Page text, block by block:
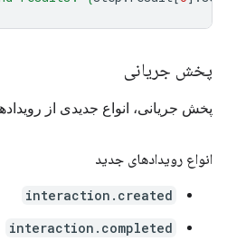
پخش جریانی
پخش جریانی، انواع جدیدی از
انواع رویدادهای جدید
interaction.created
interaction.completed